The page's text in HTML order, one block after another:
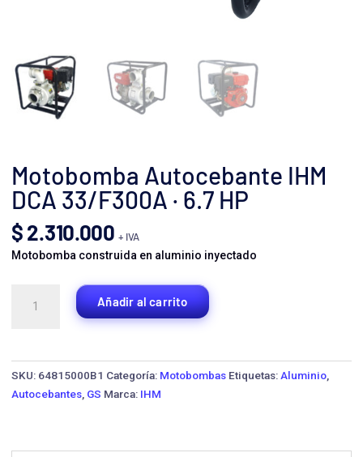
Motobomba Autocebante IHM
DCA 33/F300A · 6.7 HP
$2.310.000 + IVA
Motobomba construida en aluminio inyectado
Autocebante
Añadir al carrito
SKU: 64815000B1 Categoría: Motobombas Etiquetas: Aluminio
Autocebantes GS Marca: IHM